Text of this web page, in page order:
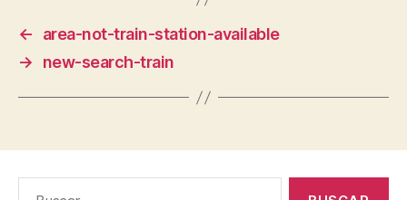
←
area-not-train-station-available
→
new-search-train